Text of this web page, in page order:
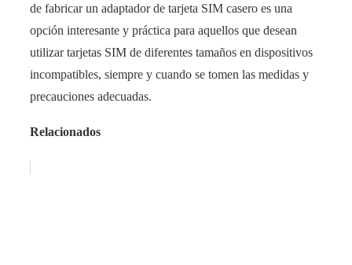
de fabricar un adaptador de tarjeta SIM casero es una
opción interesante y práctica para aquellos que desean
utilizar tarjetas SIM de diferentes tamaños en dispositivos
incompatibles, siempre y cuando se tomen las medidas y
precauciones adecuadas.
Relacionados